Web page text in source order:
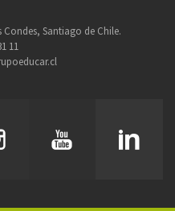
Condes, Santiago de Chile.
11